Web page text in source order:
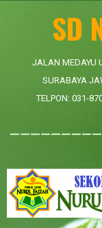
SD
JALAN MEDAYU
SURABAYA
TELPON: 031-